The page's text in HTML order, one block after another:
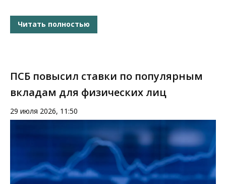
Читать полностью
ПСБ повысил ставки по популярным
вкладам для физических лиц
29 июля 2026, 11:50